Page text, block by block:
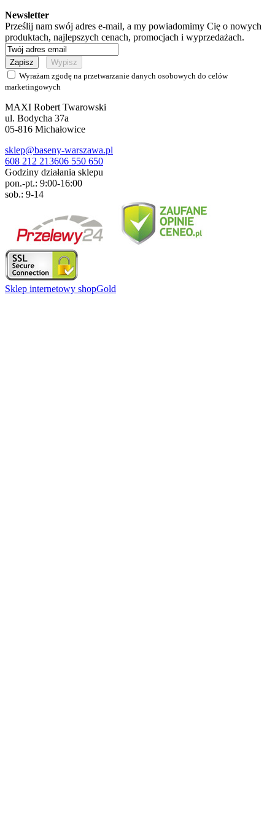
Newsletter
Prześlij nam swój adres e-mail, a my powiadomimy Cię o nowych
produktach, najlepszych cenach, promocjach i wyprzedażach.
Wyrażam zgodę na przetwarzanie danych osobowych do celów
marketingowych
MAXI Robert Twarowski
ul. Bodycha 37a
05-816 Michałowice
sklep@baseny-warszawa.pl
608 212 213606 550 650
Godziny działania sklepu
pon.-pt.: 9:00-16:00
sob.: 9-14
Sklep internetowy shopGold